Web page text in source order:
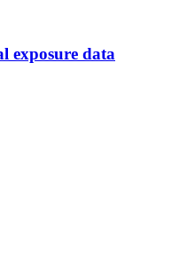
exposure data